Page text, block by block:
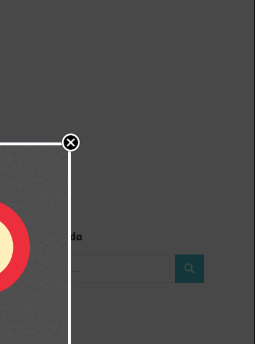
Búsqueda